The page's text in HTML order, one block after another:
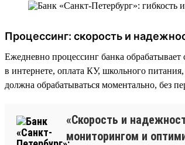
Процессинг: скорость и
Ежедневно процессинг банка
в интернете, оплата КУ, школьного
должна обрабатываться моментально, без
«Скорость и
мониторингом и